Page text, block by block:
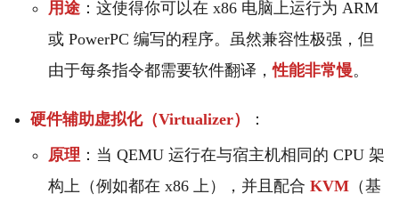
用途 ：这使得你可以在 x86 电脑上运行为 ARM
或 PowerPC 编写的程序。虽然兼容性极强，但
由于每条指令都需要软件翻译，性能非常慢。
硬件辅助虚拟化（Virtualizer）
：
原理 ：当 QEMU 运行在与宿主机相同的 CPU 架
构上（例如都在 x86 上），并且配合 KVM （基